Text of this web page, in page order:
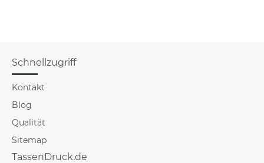
Schnellzugriff
Kontakt
Blog
Qualität
Sitemap
TassenDruck.de